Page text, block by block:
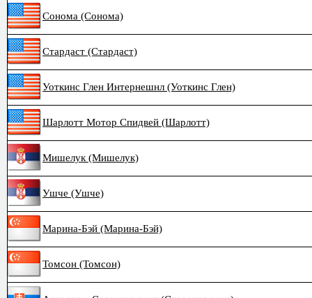
Сонома (Сонома)
Стардаст (Стардаст)
Уоткинс Глен Интернешнл (Уоткинс Глен)
Шарлотт Мотор Спидвей (Шарлотт)
Мишелук (Мишелук)
Ушче (Ушче)
Марина-Бэй (Марина-Бэй)
Томсон (Томсон)